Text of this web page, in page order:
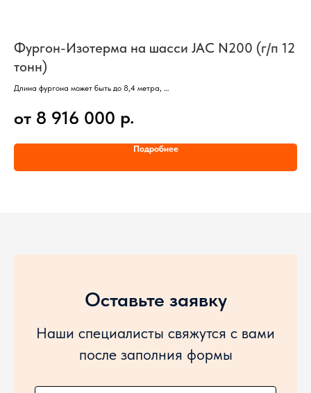
Фургон-Изотерма на шасси JAC N200 (г/п 12
тонн)
Длина фургона может быть до 8,4 метра,
Кабина со спальным местом,
Колесная формула 4х2,
Грузоподъемность шасси от 13565 до 13750 кг,
от 8 916 000 р.
Подробнее
Оставьте заявку
Наши специалисты свяжутся с вами
после заполния формы